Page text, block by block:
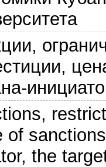
of
the